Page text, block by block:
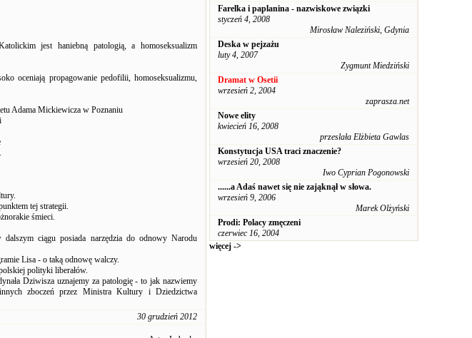
jest haniebną patologią, a homoseksualizm
oceniają propagowanie pedofilii, homoseksualizmu,
Adama Mickiewicza w Poznaniu
tej strategii.
śmieci.
ciągu posiada narzędzia do odnowy Narodu
Lisa - o taką odnowę walczy.
polityki liberałów.
Dziwisza uznajemy za patologię - to jak nazwiemy
zboczeń przez Ministra Kultury i Dziedzictwa
30 grudzień 2012
Farelka i paplanina - nazwiskowe związki
styczeń 4, 2008
Mirosław Naleziński, Gdynia
Deska w pejzażu
luty 4, 2007
Zygmunt Miedziński
Dramat w Osetii
wrzesień 2, 2004
zaprasza.net
Nowe elity
kwiecień 16, 2008
przeslała Elżbieta Gawlas
Konstytucja USA traci znaczenie?
wrzesień 20, 2008
Iwo Cyprian Pogonowski
......a Adaś nawet się nie zająknął w słowa.
wrzesień 9, 2006
Marek Olżyński
Prodi: Polacy zmęczeni
czerwiec 16, 2004
więcej ->